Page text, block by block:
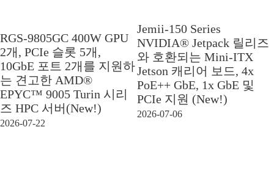
RGS-9805GC 400W GPU
2개, PCIe 슬롯 5개,
10GbE 포트 2개를 지원하
는 견고한 AMD®
EPYC™ 9005 Turin 시리
즈 HPC 서버(New!)
2026-07-22
Jemii-150 Series
NVIDIA® Jetpack 릴리즈
와 호환되는 Mini-ITX
Jetson 캐리어 보드, 4x
PoE++ GbE, 1x GbE 및
PCIe 지원 (New!)
2026-07-06